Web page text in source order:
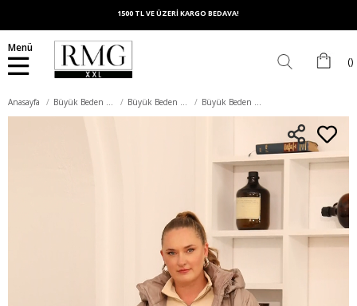
1500 TL VE ÜZERİ KARGO BEDAVA!
Menü
Anasayfa Büyük Beden Dış Giyim Büyük Beden Mont Büyük Beden Kapüşonlu Kapitone Şişme Mont Vizon